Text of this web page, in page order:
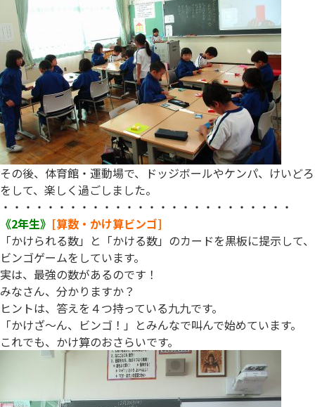
その後、体育館・運動場で、ドッジボールやケンパ、けいどろ
をして、楽しく過ごしました。
・・・・・・・・・・・・・・・・・・・・・・・・・・
《2年生》 [算数・かけ算ビンゴ]
「かけられる数」と「かける数」のカードを黒板に提示して、
ビンゴゲームをしています。
実は、最強の数があるのです！
みなさん、分かりますか？
ヒントは、答えを４つ持っている九九です。
「かけざ～ん、ビンゴ！」とみんなで叫んで始めています。
これでも、かけ算のおさらいです。